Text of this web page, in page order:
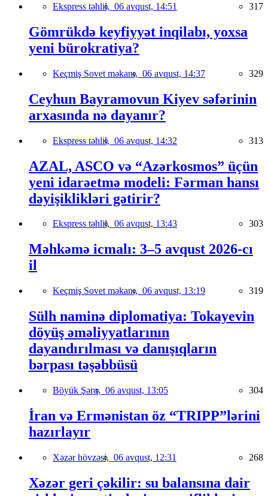
Ekspress təhlil, 06 avqust, 14:51 317
Gömrükdə keyfiyyət inqilabı, yoxsa
yeni bürokratiya?
Keçmiş Sovet məkanı, 06 avqust, 14:37 329
Ceyhun Bayramovun Kiyev səfərinin
arxasında nə dayanır?
Ekspress təhlil, 06 avqust, 14:32 313
AZAL, ASCO və “Azərkosmos” üçün
yeni idarəetmə modeli: Fərman hansı
dəyişiklikləri gətirir?
Ekspress təhlil, 06 avqust, 13:43 303
Məhkəmə icmalı: 3–5 avqust 2026-cı
il
Keçmiş Sovet məkanı, 06 avqust, 13:19 319
Sülh naminə diplomatiya: Tokayevin
döyüş əməliyyatlarının
dayandırılması və danışıqların
bərpası təşəbbüsü
Böyük Şərq, 06 avqust, 13:05 304
İran və Ermənistan öz “TRIPP”lərini
hazırlayır
Xəzər hövzəsi, 06 avqust, 12:31 268
Xəzər geri çəkilir: su balansına dair